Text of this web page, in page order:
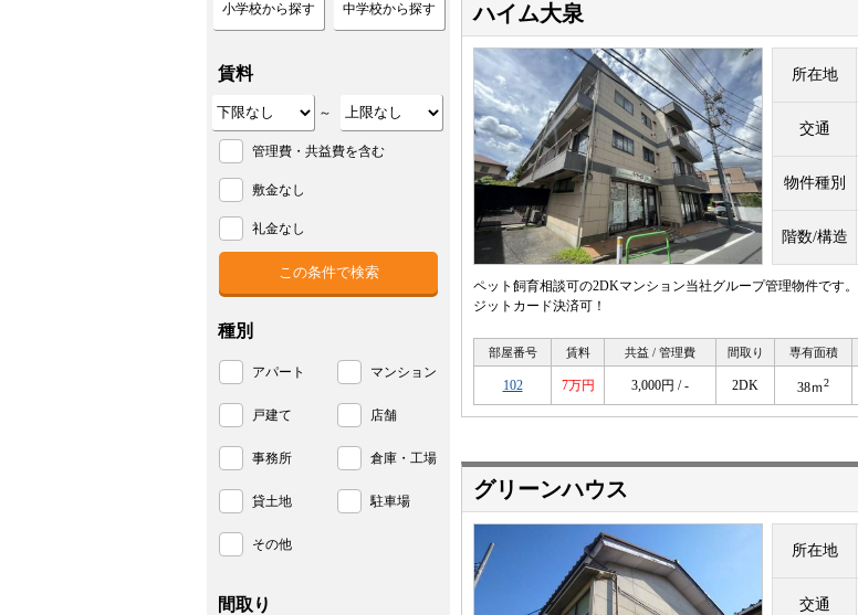
ハイム大泉
所在地
交通
物件種別
階数/構造
ペット飼育相談可の2DKマンション当社グループ管理物件です
ジットカード決済可！
部屋番号 賃料 共益 / 管理費 間取り 専有面積
102 7万円 3,000円 / - 2DK 38ｍ2
グリーンハウス
所在地
交通
小学校から探す 中学校から探す
賃料
～
管理費・共益費を含む
敷金なし
礼金なし
種別
アパート マンション
戸建て 店舗
事務所 倉庫・工場
貸土地 駐車場
その他
間取り